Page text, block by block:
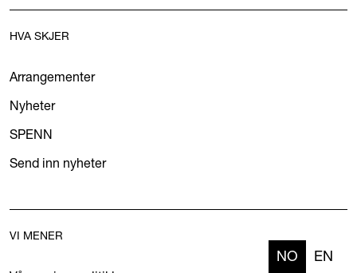
HVA SKJER
Arrangementer
Nyheter
SPENN
Send inn nyheter
VI MENER
NO EN